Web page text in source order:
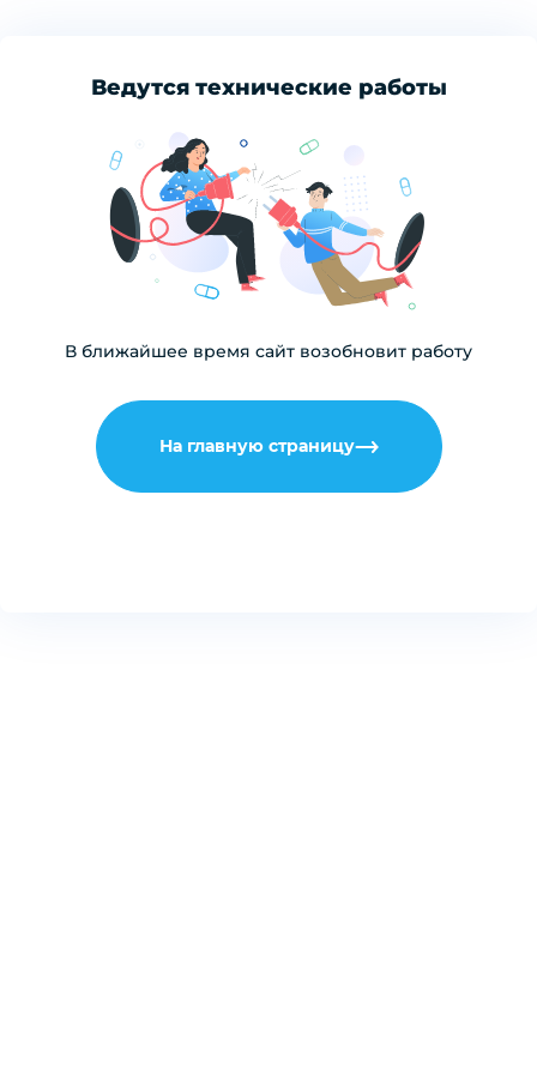
Ведутся технические работы
В ближайшее время сайт возобновит работу
На главную страницу